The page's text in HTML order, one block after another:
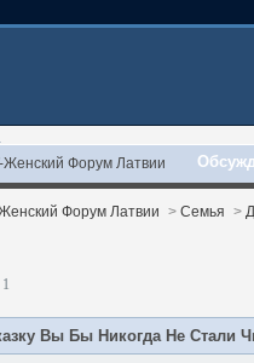
Женский Форум Латвии
Форум Латвии > Семья >
Вы Бы Никогда Не Стали